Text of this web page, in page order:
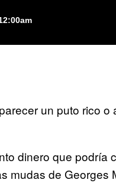
un puto rico o
dinero que podría
mudas de